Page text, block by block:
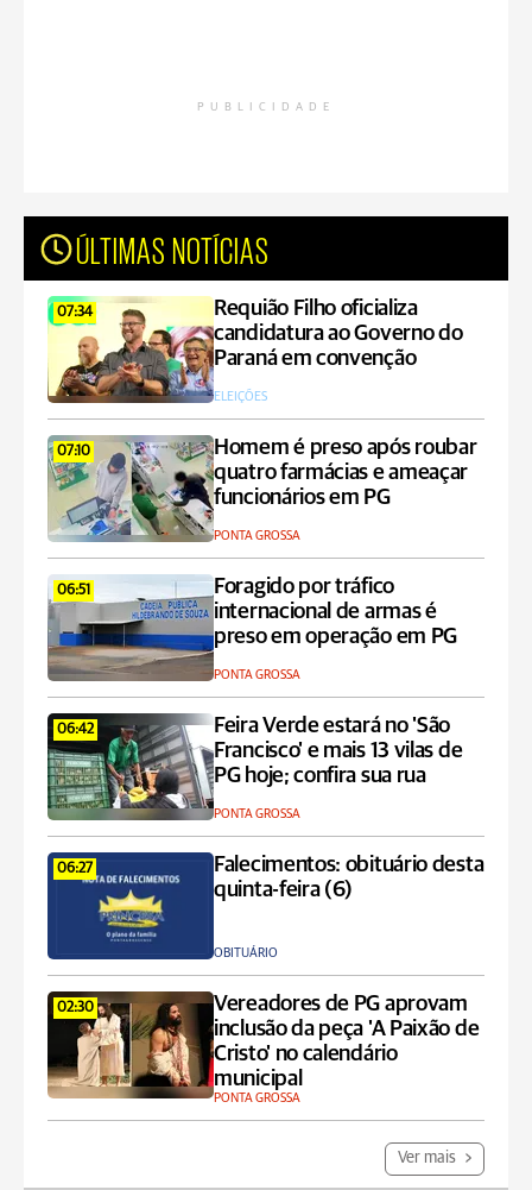
PUBLICIDADE
ÚLTIMAS NOTÍCIAS
07:34
Requião Filho oficializa
candidatura ao Governo do
Paraná em convenção
ELEIÇÕES
07:10
Homem é preso após roubar
quatro farmácias e ameaçar
funcionários em PG
PONTA GROSSA
06:51
Foragido por tráfico
internacional de armas é
preso em operação em PG
PONTA GROSSA
06:42
Feira Verde estará no 'São
Francisco' e mais 13 vilas de
PG hoje; confira sua rua
PONTA GROSSA
06:27
Falecimentos: obituário desta
quinta-feira (6)
OBITUÁRIO
02:30
Vereadores de PG aprovam
inclusão da peça 'A Paixão de
Cristo' no calendário
municipal
PONTA GROSSA
Ver mais